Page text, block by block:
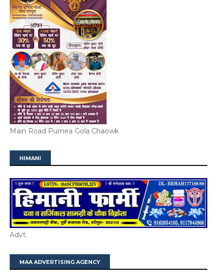
Main Road Purnea Gola Chaowk
HIMANI
Advt.
MAA ADVERTISING AGENCY